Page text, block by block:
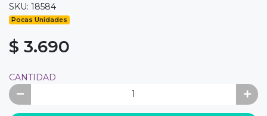
SKU: 18584
Pocas Unidades
$ 3.690
CANTIDAD